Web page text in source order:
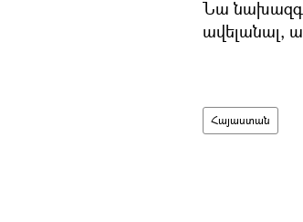
Նա
ավելանալ,
Հայաստան